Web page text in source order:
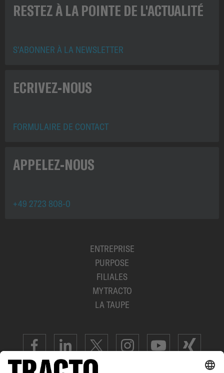
RESTEZ À LA POINTE DE L'ACTUALITÉ
S'ABONNER À LA NEWSLETTER
ECRIVEZ-NOUS
FORMULAIRE DE CONTACT
APPELEZ-NOUS
+49 2723 808-0
ENTREPRISE
PURPOSE
FILIALES
MYTRACTO
LA TAUPE